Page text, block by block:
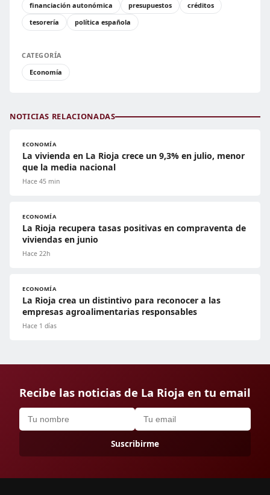
financiación autonómica
presupuestos
créditos
tesorería
política española
CATEGORÍA
Economía
NOTICIAS RELACIONADAS
ECONOMÍA
La vivienda en La Rioja crece un 9,3% en julio, menor
que la media nacional
Hace 45 min
ECONOMÍA
La Rioja recupera tasas positivas en compraventa de
viviendas en junio
Hace 22h
ECONOMÍA
La Rioja crea un distintivo para reconocer a las
empresas agroalimentarias responsables
Hace 1 días
Recibe las noticias de La Rioja en tu email
Suscribirme